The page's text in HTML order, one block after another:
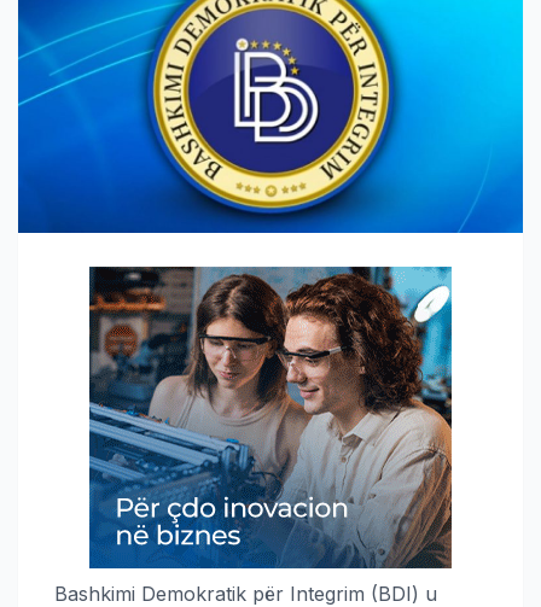
Bashkimi Demokratik për Integrim (BDI) u